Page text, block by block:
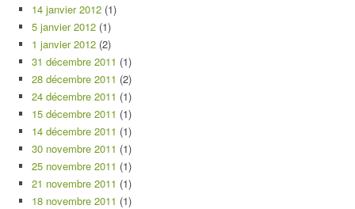
14 janvier 2012 (1)
5 janvier 2012 (1)
1 janvier 2012 (2)
31 décembre 2011 (1)
28 décembre 2011 (2)
24 décembre 2011 (1)
15 décembre 2011 (1)
14 décembre 2011 (1)
30 novembre 2011 (1)
25 novembre 2011 (1)
21 novembre 2011 (1)
18 novembre 2011 (1)